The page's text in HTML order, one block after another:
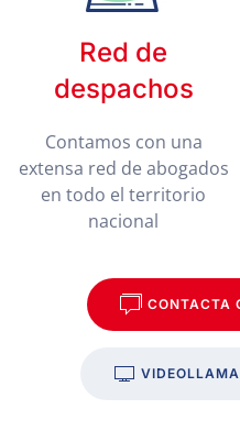
Red de
despachos
Contamos con una
extensa red de abogados
en todo el territorio
nacional
CONTACTA